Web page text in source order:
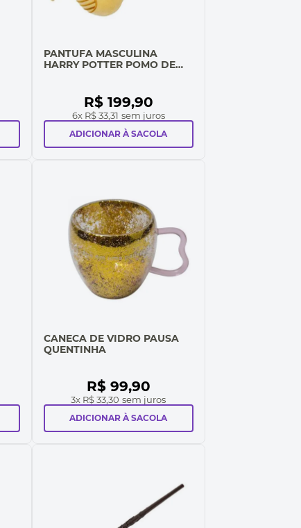
PANTUFA MASCULINA
HARRY POTTER POMO DE
R$ 199,90
6x R$ 33,31 sem juros
ADICIONAR À SACOLA
CANECA DE VIDRO PAUSA
QUENTINHA
R$ 99,90
3x R$ 33,30 sem juros
ADICIONAR À SACOLA